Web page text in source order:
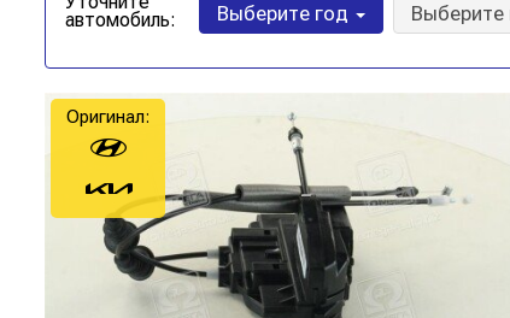
автомобиль: Выберите год Выберите
Оригинал: